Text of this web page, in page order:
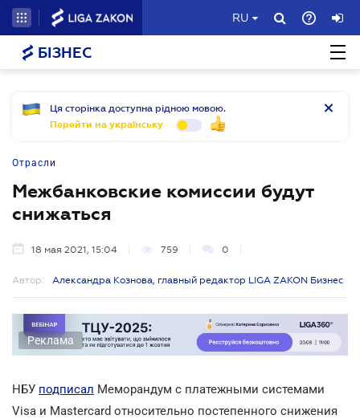
RU
БІЗНЕС
Ця сторінка доступна рідною мовою.
Перейти на українську
Отрасли
Межбанковские комиссии будут
снижаться
18 мая 2021, 15:04 759 0
Автор: Александра Кознова, главный редактор LIGA ZAKON Бизнес
Реклама
НБУ подписал Меморандум с платежными системами
Visa и Mastercard относительно постепенного снижения